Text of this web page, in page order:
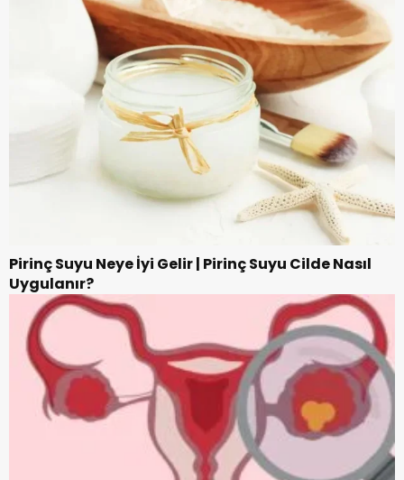
Pirinç Suyu Neye İyi Gelir | Pirinç Suyu Cilde Nasıl
Uygulanır?